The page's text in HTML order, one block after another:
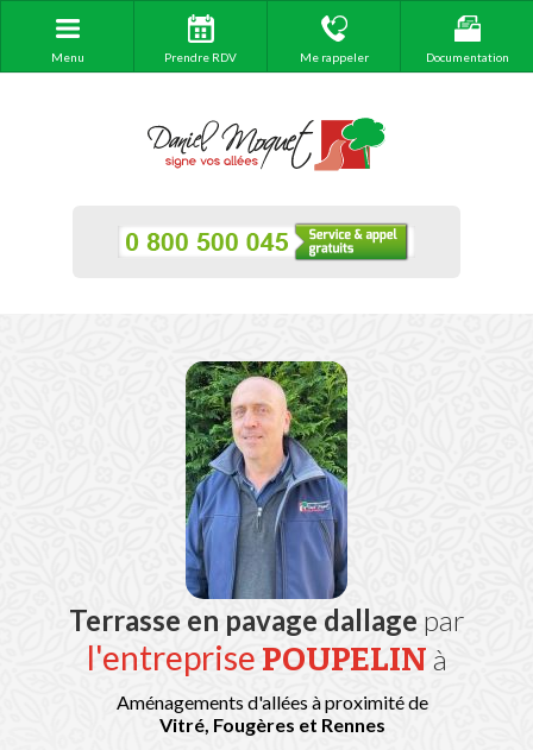
Menu Prendre RDV Me rappeler Documentation
Terrasse en pavage dallage par
l'entreprise POUPELIN à
Aménagements d'allées à proximité de
Vitré, Fougères et Rennes